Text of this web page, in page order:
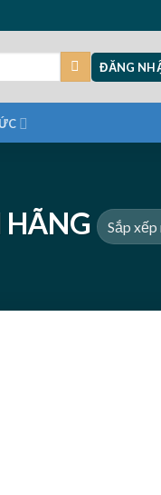
ĐĂNG
HÃNG